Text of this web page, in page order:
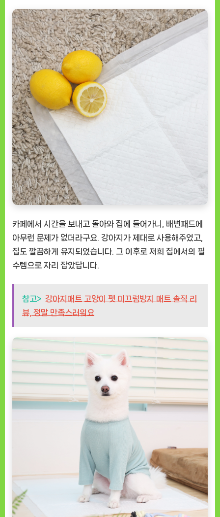
카페에서 시간을 보내고 돌아와 집에 들어가니, 배변패드에
아무런 문제가 없더라구요. 강아지가 제대로 사용해주었고,
집도 깔끔하게 유지되었습니다. 그 이후로 저희 집에서의 필
수템으로 자리 잡았답니다.
참고> 강아지매트 고양이 펫 미끄럼방지 매트 솔직 리
뷰, 정말 만족스러워요